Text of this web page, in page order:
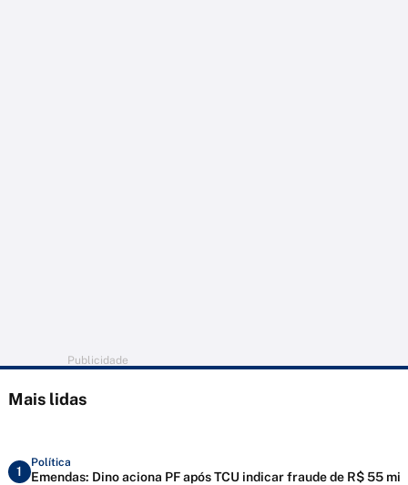
Publicidade
Mais lidas
1
Política
Emendas: Dino aciona PF após TCU indicar fraude de R$ 55 mi